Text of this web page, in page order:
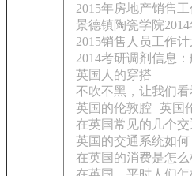
2015年房地产销售
景德镇陶瓷学院
2015销售人员工作计
2014考研调剂信息
英国人的穿搭
不吹不黑，让我们
英国的伦敦腔
英国
在英国常见的几个
英国的交通系统如何
在英国的消费是怎么